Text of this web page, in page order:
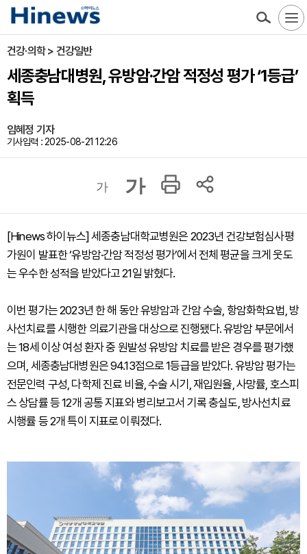
건강·의학 > 건강일반
세종충남대병원, 유방암·간암 적정성 평가 ‘1등급’
획득
임혜정 기자
기사입력 : 2025-08-21 12:26
가 가
[Hinews 하이뉴스] 세종충남대학교병원은 2023년 건강보험심사평
가원이 발표한 ‘유방암·간암 적정성 평가’에서 전체 평균을 크게 웃도
는 우수한 성적을 받았다고 21일 밝혔다.
이번 평가는 2023년 한 해 동안 유방암과 간암 수술, 항암화학요법, 방
사선치료를 시행한 의료기관을 대상으로 진행됐다. 유방암 부문에서
는 18세 이상 여성 환자 중 원발성 유방암 치료를 받은 경우를 평가했
으며, 세종충남대병원은 94.13점으로 1등급을 받았다. 유방암 평가는
전문인력 구성, 다학제 진료 비율, 수술 시기, 재입원율, 사망률, 호스피
스 상담률 등 12개 공통 지표와 병리보고서 기록 충실도, 방사선치료
시행률 등 2개 특이 지표로 이뤄졌다.